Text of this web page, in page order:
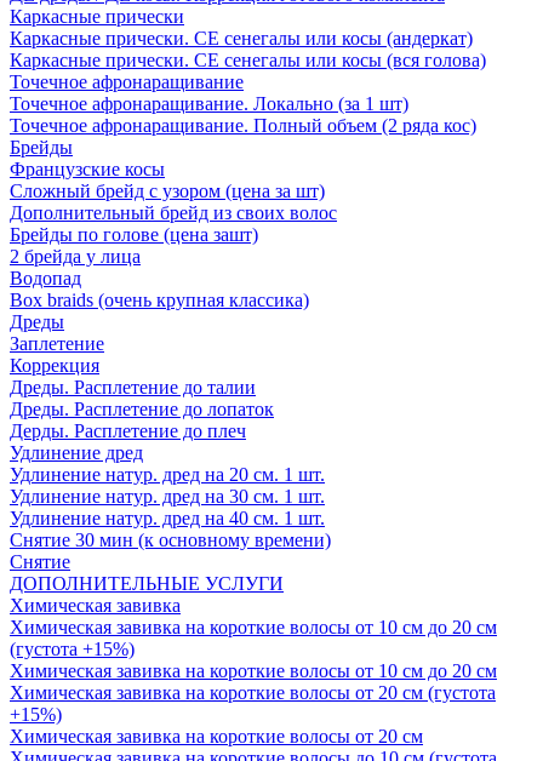
Каркасные прически
Каркасные прически. СЕ сенегалы или косы (андеркат)
Каркасные прически. СЕ сенегалы или косы (вся голова)
Точечное афронаращивание
Точечное афронаращивание. Локально (за 1 шт)
Точечное афронаращивание. Полный объем (2 ряда кос)
Брейды
Французские косы
Сложный брейд с узором (цена за шт)
Дополнительный брейд из своих волос
Брейды по голове (цена зашт)
2 брейда у лица
Водопад
Box braids (очень крупная классика)
Дреды
Заплетение
Коррекция
Дреды. Расплетение до талии
Дреды. Расплетение до лопаток
Дерды. Расплетение до плеч
Удлинение дред
Удлинение натур. дред на 20 см. 1 шт.
Удлинение натур. дред на 30 см. 1 шт.
Удлинение натур. дред на 40 см. 1 шт.
Снятие 30 мин (к основному времени)
Снятие
ДОПОЛНИТЕЛЬНЫЕ УСЛУГИ
Химическая завивка
Химическая завивка на короткие волосы от 10 см до 20 см
(густота +15%)
Химическая завивка на короткие волосы от 10 см до 20 см
Химическая завивка на короткие волосы от 20 см (густота
+15%)
Химическая завивка на короткие волосы от 20 см